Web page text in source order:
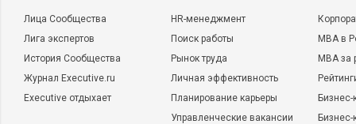
Лица Сообщества
Лига экспертов
История Сообщества
Журнал Executive.ru
Executive отдыхает
HR-менеджмент
Поиск работы
Рынок труда
Личная эффективность
Планирование карьеры
Управленческие вакансии
MBA в
MBA
Бизнес-